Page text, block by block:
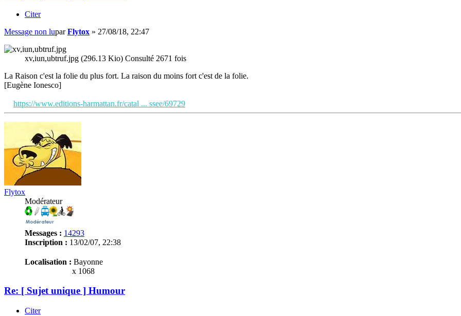
Citer
Message non luparFlytox » 27/08/18, 22:47
xv,iun,ubtruf.jpg (296.13 Kio) Consulté 2671 fois
La Raison c'est la folie du plus fort. La raison du moins fort c'est de la folie.
[Eugène Ionesco]
https://www.editions-harmattan.fr/catal ... ssee/69729
Flytox
Modérateur
Messages : 14293
Inscription : 13/02/07, 22:38
Localisation : Bayonne
x 1068
Re: [ Sujet unique ] Humour
Citer